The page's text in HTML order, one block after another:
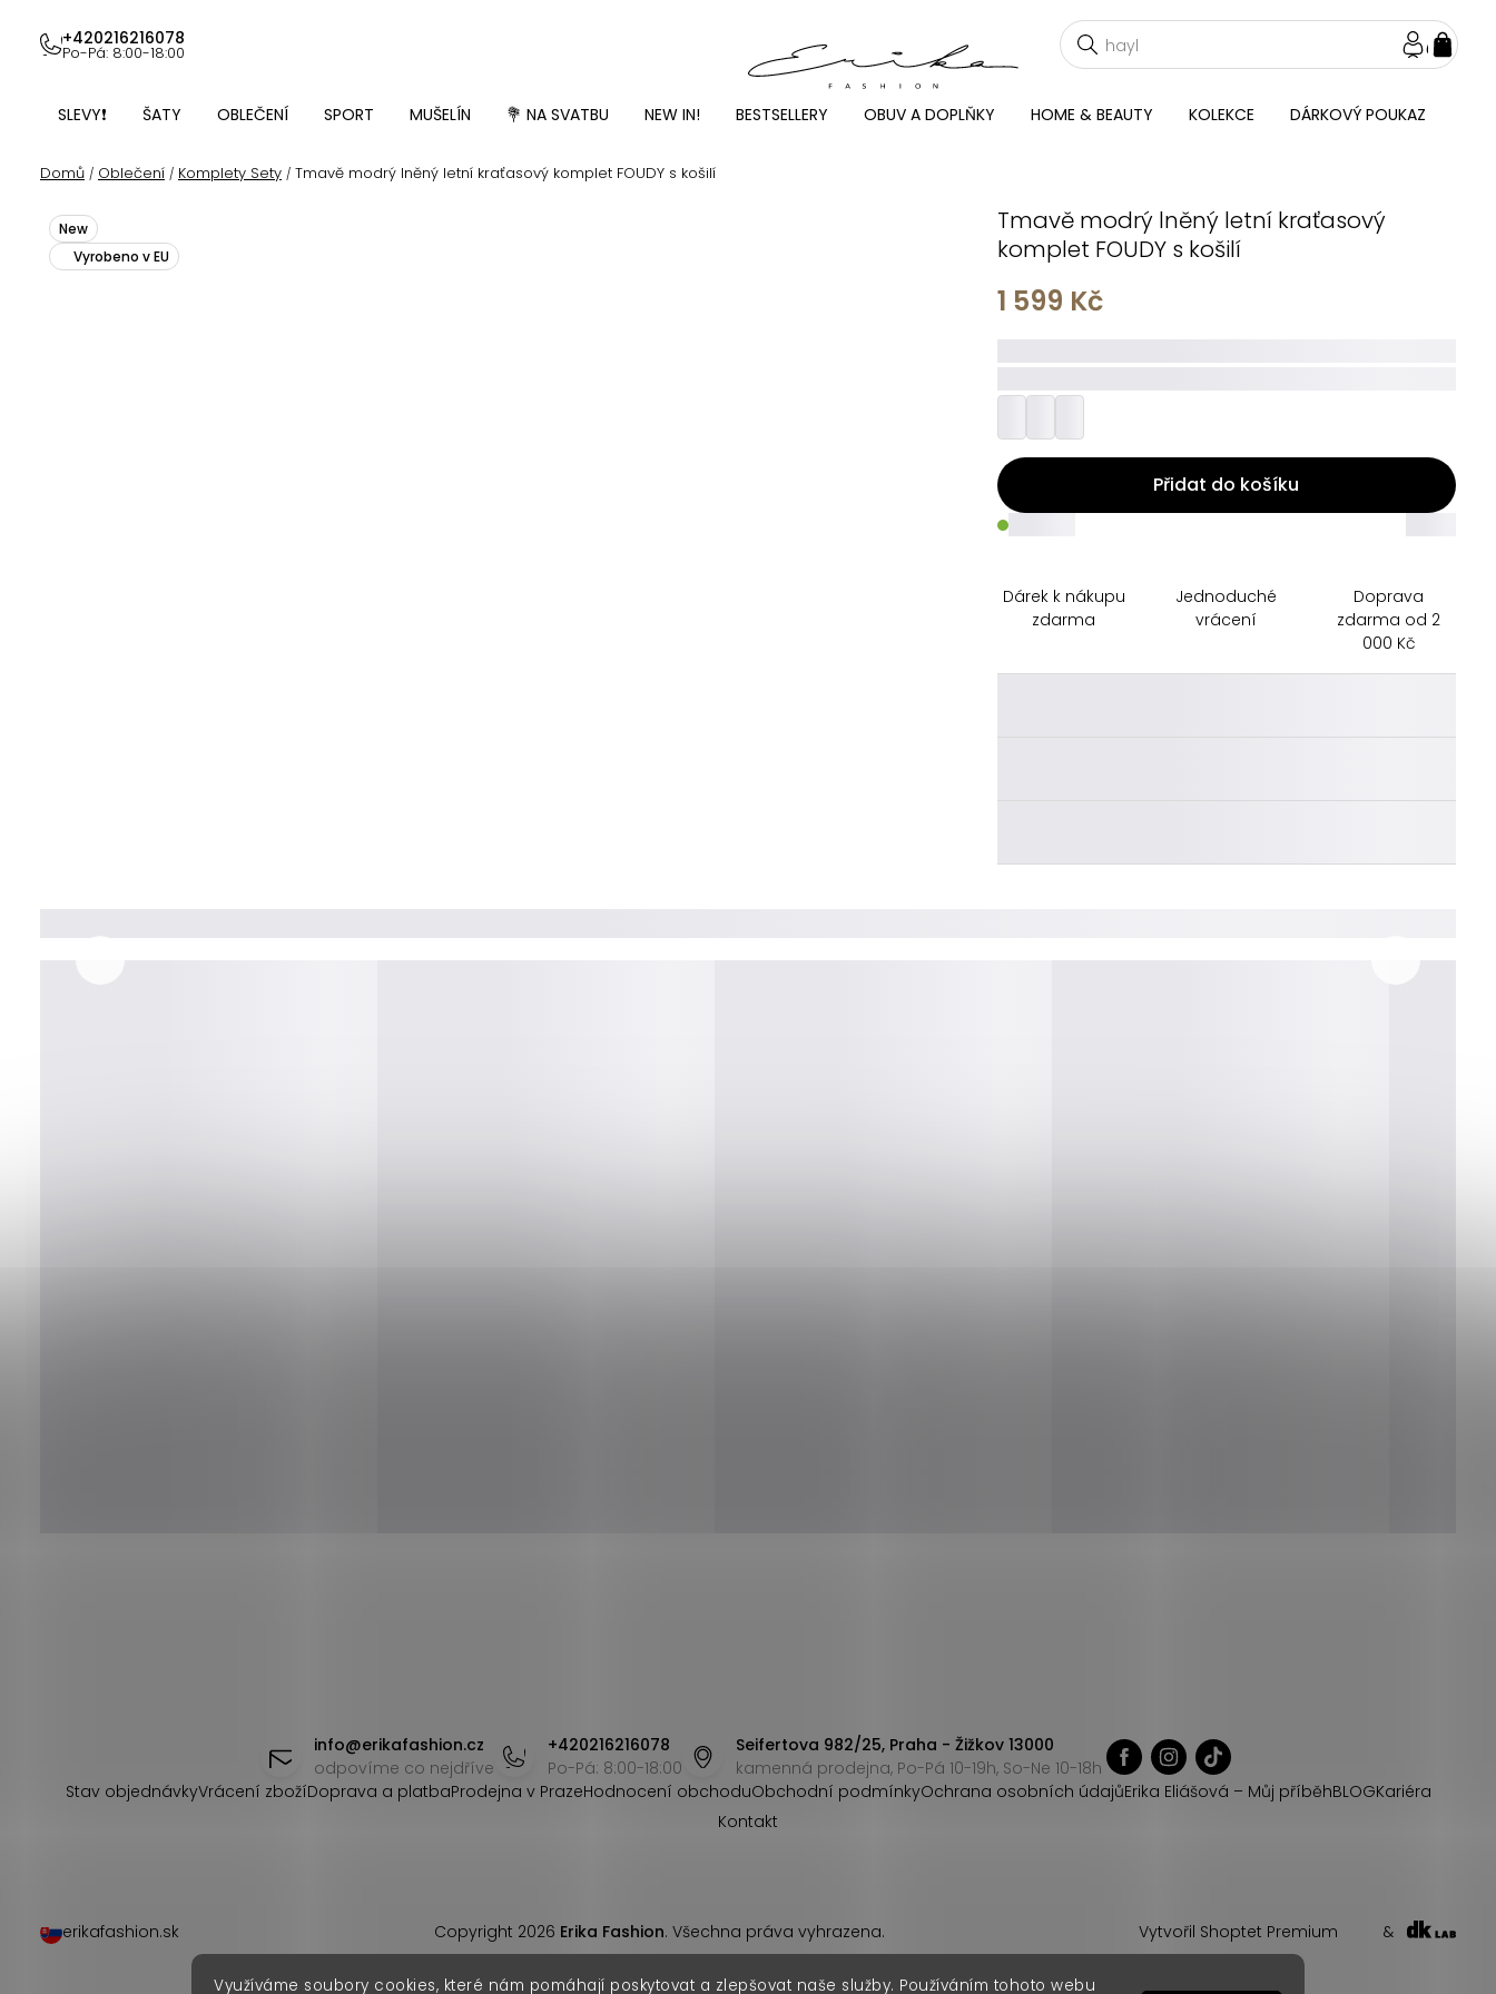
Využíváme soubory cookies, které nám pomáhají poskytovat a zlepšovat naše služby. Používáním tohoto webu
obsah
+420216216078
Po-Pá: 8:00-18:00
SLEVY❗ ŠATY OBLEČENÍ SPORT MUŠELÍN 💐 NA SVATBU NEW IN! BESTSELLERY OBUV A DOPLŇKY HOME & BEAUTY KOLEKCE DÁRKOVÝ POUKAZ
Domů / Oblečení / Komplety Sety / Tmavě modrý lněný letní kraťasový komplet FOUDY s košilí
Tmavě modrý lněný letní kraťasový
komplet FOUDY s košilí
New
Vyrobeno v EU
1 599 Kč
Přidat do košíku
_____
Dárek k nákupu
zdarma
Jednoduché
vrácení
Doprava
zdarma od 2
000 Kč
info@erikafashion.cz
odpovíme co nejdříve
+420216216078
Po-Pá: 8:00-18:00
Seifertova 982/25, Praha - Žižkov 13000
kamenná prodejna, Po-Pá 10-19h, So-Ne 10-18h
Stav objednávkyVrácení zbožíDoprava a platbaProdejna v PrazeHodnocení obchoduObchodní podmínkyOchrana osobních údajůErika Eliášová – Můj příběhBLOGKariéra
Kontakt
Vytvořil Shoptet Premium &
Copyright 2026 Erika Fashion. Všechna práva vyhrazena.
erikafashion.sk